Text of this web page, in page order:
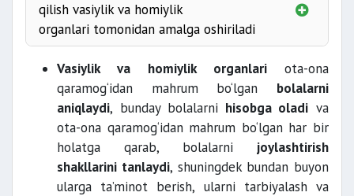
qilish vasiylik va homiylik
organlari tomonidan amalga oshiriladi
ota-onalik huquqi cheklanganda;
layoqatsiz deb
topilganda;
kasal bo‘lganda;
muddat bo‘lmaganda;
Vasiylik va homiylik organlari ota-ona
qaramog‘idan mahrum bo‘lgan bolalarni
aniqlaydi, bunday bolalarni hisobga oladi va
ota-ona qaramog‘idan mahrum bo‘lgan har bir
holatga qarab, bolalarni joylashtirish
shakllarini tanlaydi, shuningdek bundan buyon
ularga ta’minot berish, ularni tarbiyalash va